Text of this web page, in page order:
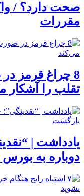
صحت دارد؟ /
مقررات
8 چراغ قرمز
تقلب را آشکار
یادداشت |
دوباره به